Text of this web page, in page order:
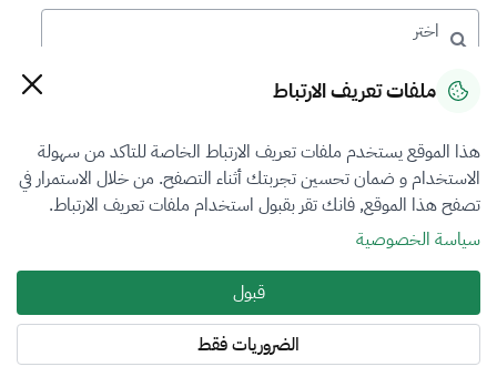
رقم الترخيص
التصنيف
VFR4
فرع التقييم
ملفات تعريف الارتباط
هذا الموقع يستخدم ملفات تعريف الارتباط الخاصة للتاكد من سهولة
الاستخدام و ضمان تحسين تجربتك أثناء التصفح. من خلال الاستمرار في
تصفح هذا الموقع, فانك تقر بقبول استخدام ملفات تعريف الارتباط.
سياسة الخصوصية
قبول
الضروريات فقط